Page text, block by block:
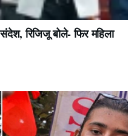
रिजिजू बोले- फिर महिला